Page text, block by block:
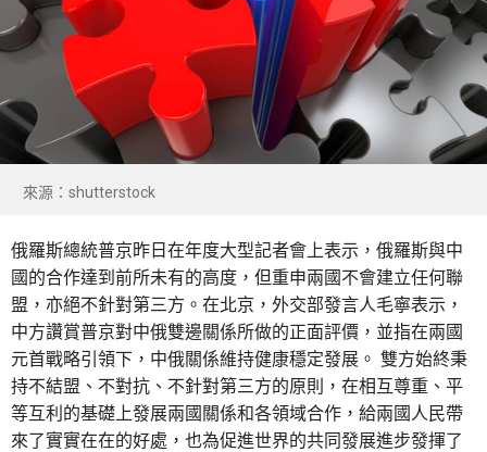
來源：shutterstock
俄羅斯總統普京昨日在年度大型記者會上表示，俄羅斯與中
國的合作達到前所未有的高度，但重申兩國不會建立任何聯
盟，亦絕不針對第三方。在北京，外交部發言人毛寧表示，
中方讚賞普京對中俄雙邊關係所做的正面評價，並指在兩國
元首戰略引領下，中俄關係維持健康穩定發展。 雙方始終秉
持不結盟、不對抗、不針對第三方的原則，在相互尊重、平
等互利的基礎上發展兩國關係和各領域合作，給兩國人民帶
來了實實在在的好處，也為促進世界的共同發展進步發揮了